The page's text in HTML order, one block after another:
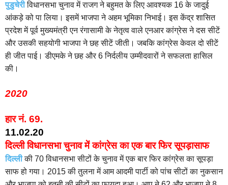
पुडुचेरीविधानसभा चुनाव में राजग ने बहुमत के लिए आवश्यक 16 के जादुई
आंकड़े को पा लिया। इसमें भाजपा ने अहम भूमिका निभाई। इस केंद्र शासित
प्रदेश में पूर्व मुख्यमंत्री एन रंगासामी के नेतृत्व वाले एनआर कांग्रेस ने दस सीटें
और उसकी सहयोगी भाजपा ने छह सीटें जीती। जबकि कांग्रेस केवल दो सीटें
ही जीत पाई। डीएमके ने छह और 6 निर्दलीय उम्मीदवारों ने सफलता हासिल
की।
2020
हार नं. 69.
11.02.20
दिल्ली विधानसभा चुनाव में कांग्रेस का एक बार फिर सूपड़ासाफ
दिल्ली की 70 विधानसभा सीटों के चुनाव में एक बार फिर कांग्रेस का सूपड़ा
साफ हो गया। 2015 की तुलना में आम आदमी पार्टी को पांच सीटों का नुकसान